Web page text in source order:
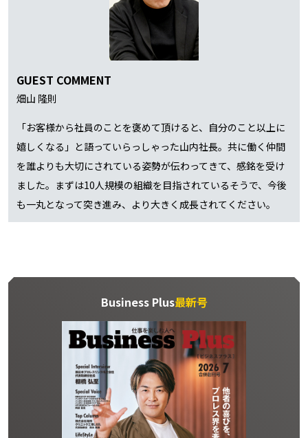
GUEST COMMENT
畑山 隆則
「お客様から社員のことを褒めて頂けると、自分のこと以上に
嬉しくなる」と語っていらっしゃった山内社長。共に働く仲間
を誰よりも大切にされている姿勢が伝わってきて、感銘を受け
ました。まずは10人規模の組織を目指されているそうで、今後
も一丸となって突き進み、より大きく成長されてください。
Business Plus最新号